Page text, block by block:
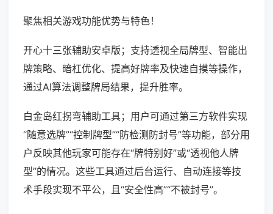
聚焦相关游戏功能优势与特色！
开心十三张辅助安卓版；支持透视全局牌型、智能出
牌策略、暗杠优化、提高好牌率及快速自摸等操作，
通过AI算法调整牌局结果，提升胜率。
白金岛红拐弯辅助工具；用户可通过第三方软件实现
“随意选牌”“控制牌型”“防检测防封号”等功能，部分用
户反映其他玩家可能存在“牌特别好”或“透视他人牌
型”的情况。这些工具通过后台运行、自动连接等技
术手段实现不平公，且“安全性高”“不被封号”。